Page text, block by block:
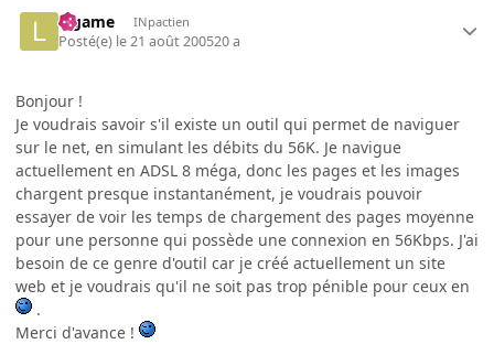
legame INpactien
Posté(e) le 21 août 200520 a
Bonjour !
Je voudrais savoir s'il existe un outil qui permet de naviguer
sur le net, en simulant les débits du 56K. Je navigue
actuellement en ADSL 8 méga, donc les pages et les images
chargent presque instantanément, je voudrais pouvoir
essayer de voir les temps de chargement des pages moyenne
pour une personne qui possède une connexion en 56Kbps. J'ai
besoin de ce genre d'outil car je créé actuellement un site
web et je voudrais qu'il ne soit pas trop pénible pour ceux en
.
Merci d'avance !